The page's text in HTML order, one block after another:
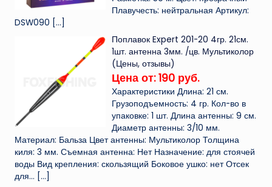
Плавучесть: нейтральная Артикул:
DSW090 […]
Поплавок Expert 201-20 4гр. 21см.
1шт. антенна 3мм. /цв. Мультиколор
(Цены, отзывы)
Цена от: 190 руб.
Характеристики Длина: 21 см.
Грузоподъемность: 4 гр. Кол-во в
упаковке: 1 шт. Длина антенны: 9 см.
Диаметр антенны: 3/10 мм.
Материал: Бальза Цвет антенны: Мультиколор Толщина
киля: 3 мм. Съемная антенна: Нет Назначение: для стоячей
воды Вид крепления: скользящий Боковое ушко: нет Отсек
для... […]